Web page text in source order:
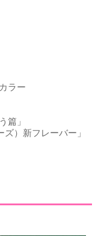
ラー
篇」
）新フレーバー」